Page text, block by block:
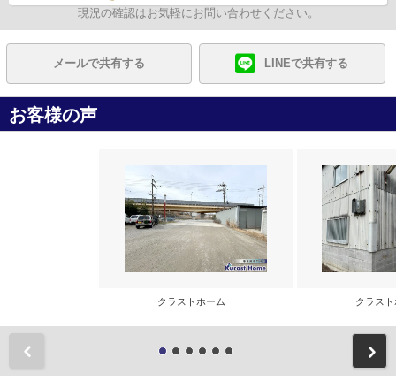
現況の確認はお気軽にお問い合わせください。
メールで共有する LINEで共有する
お客様の声
クラストホーム クラス